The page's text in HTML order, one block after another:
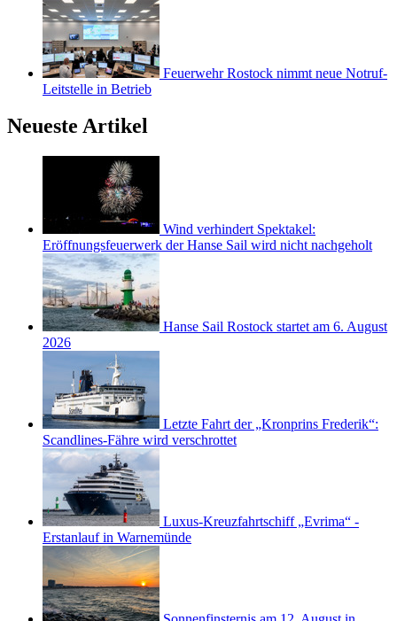
Feuerwehr Rostock nimmt neue Notruf-
Leitstelle in Betrieb
Neueste Artikel
Wind verhindert Spektakel:
Eröffnungsfeuerwerk der Hanse Sail wird nicht nachgeholt
Hanse Sail Rostock startet am 6. August
2026
Letzte Fahrt der „Kronprins Frederik“:
Scandlines-Fähre wird verschrottet
Luxus-Kreuzfahrtschiff „Evrima“ -
Erstanlauf in Warnemünde